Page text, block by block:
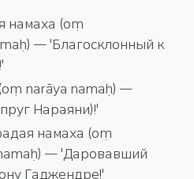
намаха (oṃ
— 'Благосклонный к
narāya namaḥ) —
Нараяни)!'
намаха (oṃ
— 'Даровавший
Гаджендре!'